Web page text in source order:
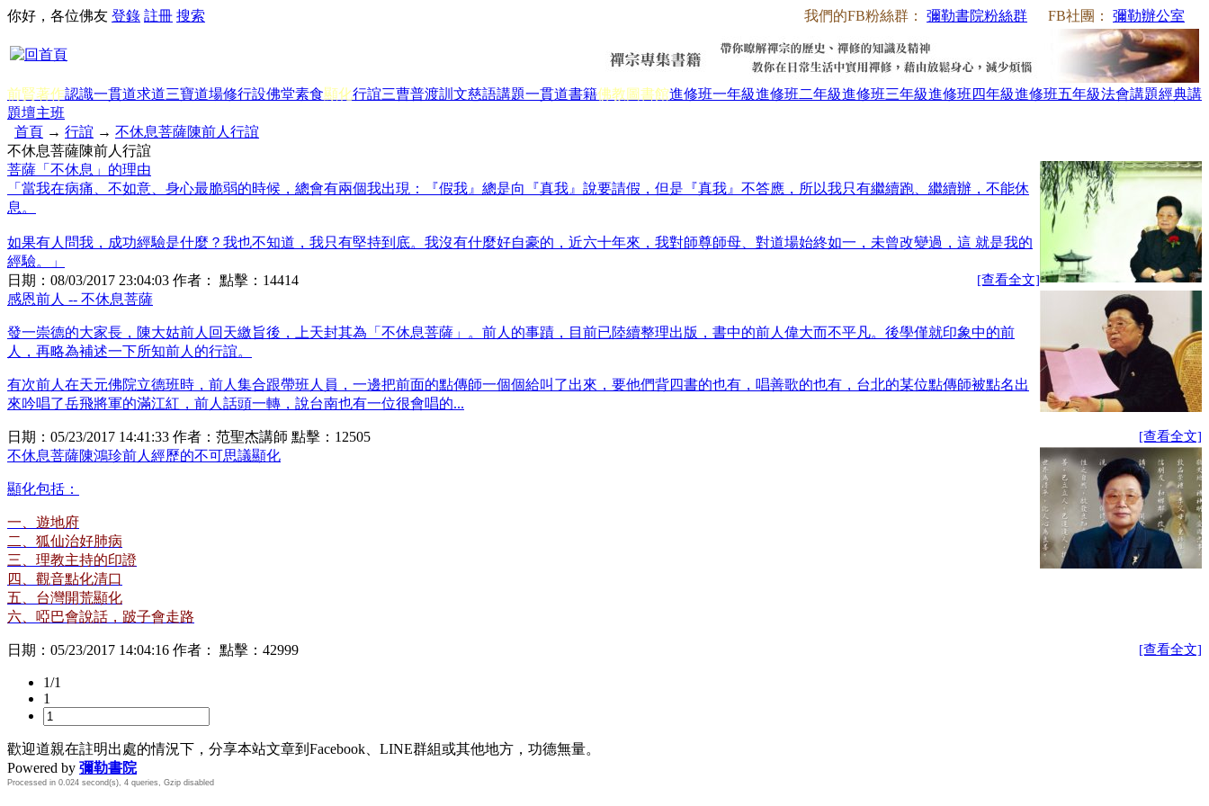
我們的FB粉絲群： 彌勒書院粉絲群 FB社團： 彌勒辦公室
你好，各位佛友 登錄 註冊 搜索
前賢著作認識一貫道求道三寶道場修行設佛堂素食顯化行誼三曹普渡訓文慈語講題一貫道書籍佛教圖書館進修班一年級進修班二年級進修班三年級進修班四年級進修班五年級法會講題經典講
題壇主班
首頁 → 行誼 → 不休息菩薩陳前人行誼
不休息菩薩陳前人行誼
菩薩「不休息」的理由
「當我在病痛、不如意、身心最脆弱的時候，總會有兩個我出現：『假我』總是向『真我』說要請假，但是『真我』不答應，所以我只有繼續跑、繼續辦，不能休
息。
如果有人問我，成功經驗是什麼？我也不知道，我只有堅持到底。我沒有什麼好自豪的，近六十年來，我對師尊師母、對道場始終如一，未曾改變過，這 就是我的
經驗。」
[查看全文]
日期： 08/03/2017 23:04:03 作者： 點擊： 14414
感恩前人 -- 不休息菩薩
發一崇德的大家長，陳大姑前人回天繳旨後，上天封其為「不休息菩薩」。前人的事蹟，目前已陸續整理出版，書中的前人偉大而不平凡。後學僅就印象中的前
人，再略為補述一下所知前人的行誼。
有次前人在天元佛院立德班時，前人集合跟帶班人員，一邊把前面的點傳師一個個給叫了出來，要他們背四書的也有，唱善歌的也有，台北的某位點傳師被點名出
來吟唱了岳飛將軍的滿江紅，前人話頭一轉，說台南也有一位很會唱的...
[查看全文]
日期： 05/23/2017 14:41:33 作者： 范聖杰講師 點擊： 12505
不休息菩薩陳鴻珍前人經歷的不可思議顯化
顯化包括：
一、遊地府
二、狐仙治好肺病
三、理教主持的印證
四、觀音點化清口
五、台灣開荒顯化
六、啞巴會說話，跛子會走路
[查看全文]
日期： 05/23/2017 14:04:16 作者： 點擊： 42999
1/1
1
歡迎道親在註明出處的情況下，分享本站文章到Facebook、LINE群組或其他地方，功德無量。
Powered by 彌勒書院
Processed in 0.024 second(s), 4 queries, Gzip disabled